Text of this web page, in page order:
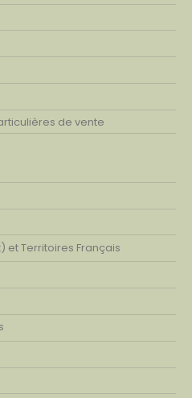
de vente
et Territoires Français